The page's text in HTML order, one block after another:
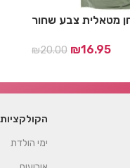
מטאלית צבע שחור
₪20.00 ₪16.95
ימי הולדת